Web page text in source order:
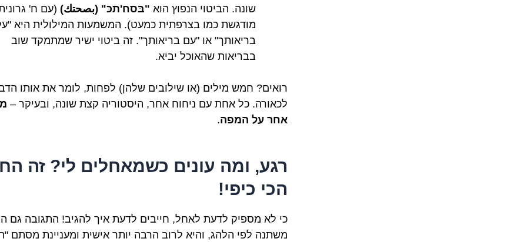
שונה. הביטוי הנפוץ הוא "בּסח'תכּ" (بصحتك) (עם ח'
מודגשת כמו בצרפתית כמעט). המשמעות המילולית היא
בריאותך" או "עם בריאותך". זה ביטוי ישיר שמתמקד שוב
בבריאות שהאוכל יביא.
רואים? חמש מילים (או שילובים שלהן) לפחות, לומר את אותו
לכאורה. כל אחת עם ניחוח אחר, היסטוריה קצת שונה, ובעיקר –
אחר על המפה.
רגע, ומה עונים כשמאחלים לי? זה
הכי כיפי!
כי לא מספיק לדעת לאחל, חייבים לדעת איך להגיב! התגובה גם
משתנה לפי הלהג, והיא לרוב הרבה יותר אישית ומעניינת מסתם